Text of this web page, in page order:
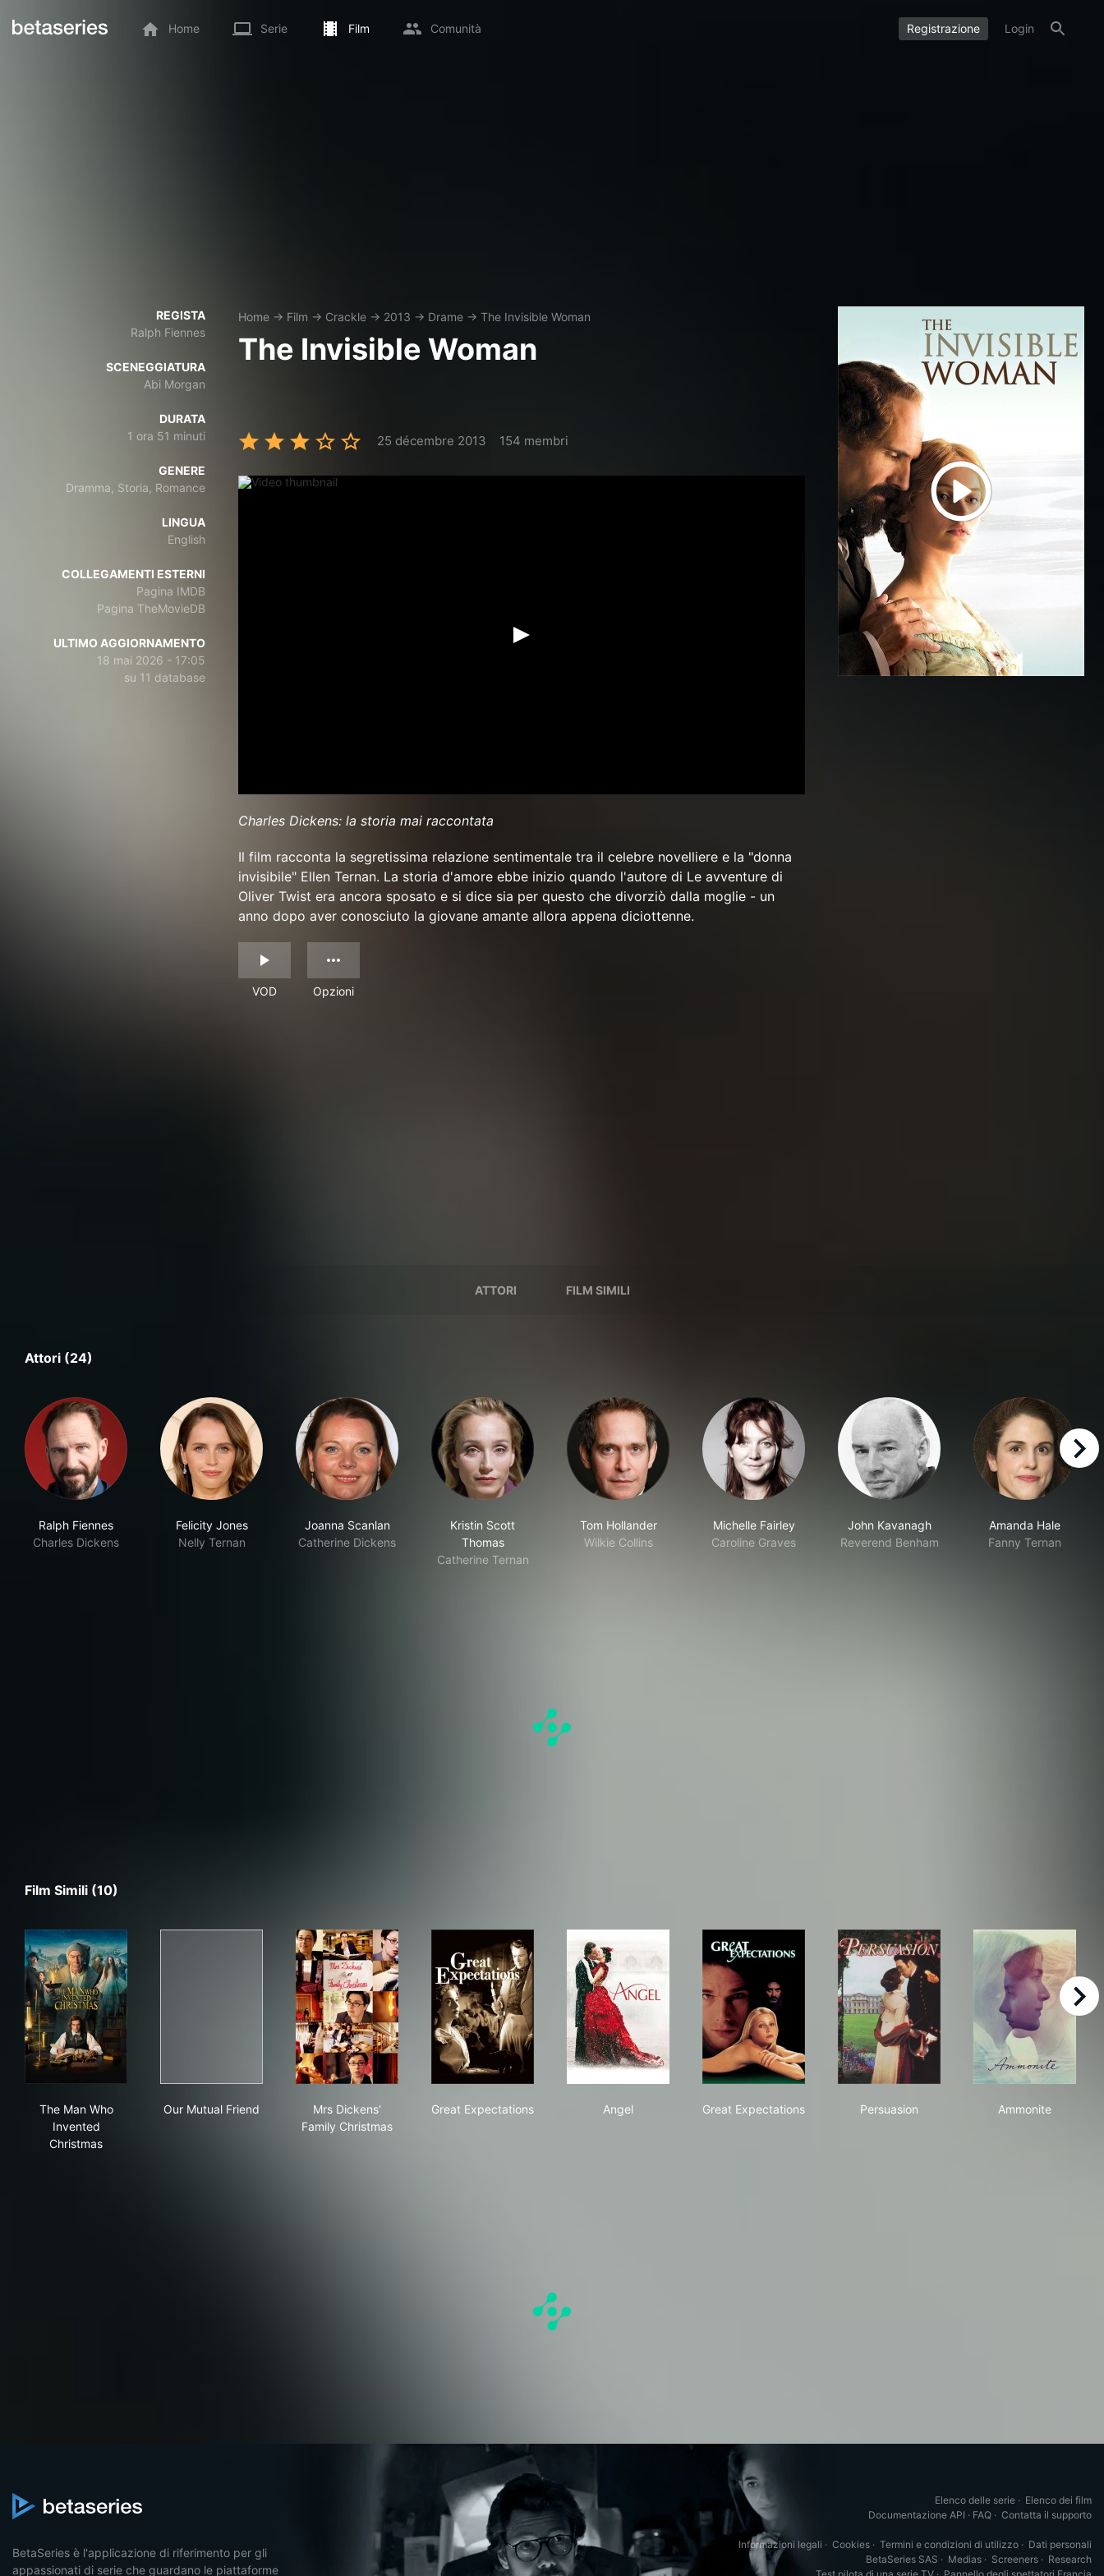
Home Serie Film Comunità Registrazione Login
REGISTA
Ralph Fiennes
SCENEGGIATURA
Abi Morgan
DURATA
1 ora 51 minuti
GENERE
Dramma, Storia, Romance
LINGUA
English
COLLEGAMENTI ESTERNI
Pagina IMDB
Pagina TheMovieDB
ULTIMO AGGIORNAMENTO
18 mai 2026 - 17:05
su 11 database
Home → Film → Crackle → 2013 → Drame → The Invisible Woman
The Invisible Woman
25 décembre 2013 154 membri
Charles Dickens: la storia mai raccontata
Il film racconta la segretissima relazione sentimentale tra il celebre novelliere e la "donna
invisibile" Ellen Ternan. La storia d'amore ebbe inizio quando l'autore di Le avventure di
Oliver Twist era ancora sposato e si dice sia per questo che divorziò dalla moglie - un
anno dopo aver conosciuto la giovane amante allora appena diciottenne.
VOD Opzioni
ATTORI FILM SIMILI
Attori (24)
Ralph Fiennes
Charles Dickens
Felicity Jones
Nelly Ternan
Joanna Scanlan
Catherine Dickens
Kristin Scott
Thomas
Catherine Ternan
Tom Hollander
Wilkie Collins
Michelle Fairley
Caroline Graves
John Kavanagh
Reverend Benham
Amanda Hale
Fanny Ternan
right
Film Simili (10)
The Man Who
Invented
Christmas
Our Mutual Friend
Mrs Dickens'
Family Christmas
Great Expectations
Angel
Great Expectations
Persuasion
Ammonite
right
BetaSeries è l'applicazione di riferimento per gli
appassionati di serie che guardano le piattaforme
Elenco delle serie · Elenco dei film
Documentazione API · FAQ · Contatta il supporto
Informazioni legali · Cookies · Termini e condizioni di utilizzo · Dati personali
BetaSeries SAS · Medias · Screeners · Research